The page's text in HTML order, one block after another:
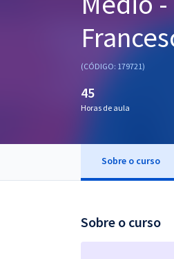
Questões grátis
(CÓDIGO: 179721)
45
Horas de aula
Sobre o curso
Sobre o curso